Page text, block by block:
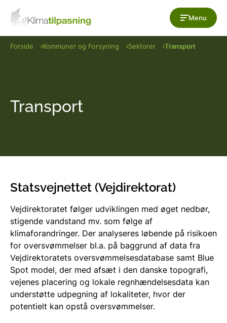
Menu
Forside Kommuner og Forsyning Sektorer Transport
Transport
Statsvejnettet (Vejdirektorat)
Vejdirektoratet følger udviklingen med øget nedbør,
stigende vandstand mv. som følge af
klimaforandringer. Der analyseres løbende på risikoen
for oversvømmelser bl.a. på baggrund af data fra
Vejdirektoratets oversvømmelsesdatabase samt Blue
Spot model, der med afsæt i den danske topografi,
vejenes placering og lokale regnhændelsesdata kan
understøtte udpegning af lokaliteter, hvor der
potentielt kan opstå oversvømmelser.